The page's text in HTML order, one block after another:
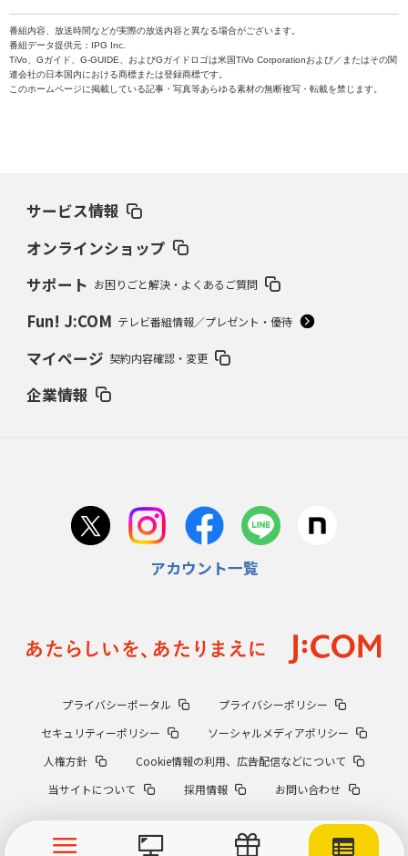
番組内容、放送時間などが実際の放送内容と異なる場合がございます。
番組データ提供元：IPG Inc.
TiVo、Gガイド、G-GUIDE、およびGガイドロゴは米国TiVo Corporationおよび／またはその関
連会社の日本国内における商標または登録商標です。
このホームページに掲載している記事・写真等あらゆる素材の無断複写・転載を禁じます。
サービス情報
オンラインショップ
サポート お困りごと解決・よくあるご質問
Fun! J:COM テレビ番組情報／プレゼント・優待
マイページ 契約内容確認・変更
企業情報
アカウント一覧
プライバシーポータル
プライバシーポリシー
セキュリティーポリシー
ソーシャルメディアポリシー
人権方針
Cookie情報の利用、広告配信などについて
当サイトについて
採用情報 お問い合わせ